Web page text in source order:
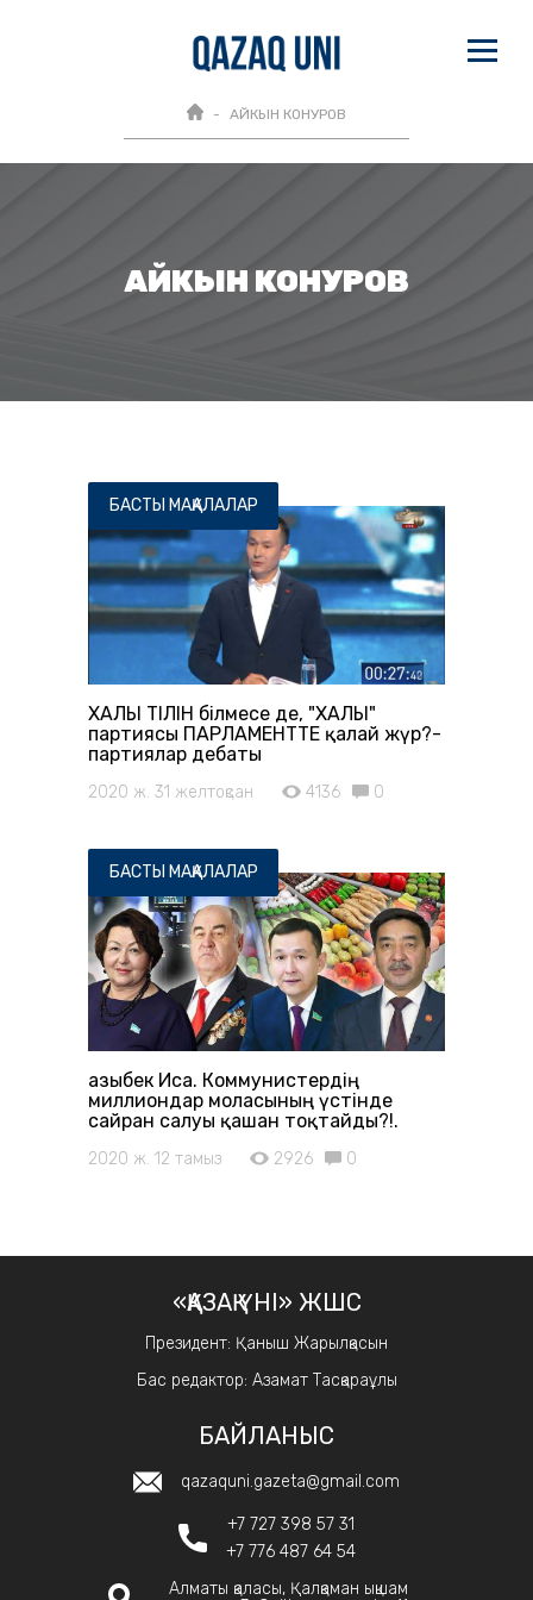
АЙКЫН КОНУРОВ
АЙКЫН КОНУРОВ
БАСТЫ МАҚАЛАЛАР
ХАЛЫҚ ТІЛІН білмесе де, "ХАЛЫҚ"
партиясы ПАРЛАМЕНТТЕ қалай жүр?-
партиялар дебаты
2020 ж. 31 желтоқсан 4136 0
БАСТЫ МАҚАЛАЛАР
Қазыбек Иса. Коммунистердің
миллиондар моласының үстінде
сайран салуы қашан тоқтайды?!.
2020 ж. 12 тамыз 2926 0
«ҚАЗАҚ ҮНІ» ЖШС
Президент: Қаныш Жарылқасын
Бас редактор: Азамат Тасқараұлы
БАЙЛАНЫС
qazaquni.gazeta@gmail.com
+7 727 398 57 31
+7 776 487 64 54
Алматы қаласы, Қалқаман ықшам